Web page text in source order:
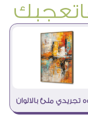
تجريدي ملئ بالالوان